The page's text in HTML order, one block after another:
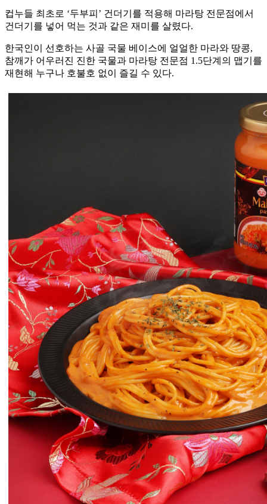
컵누들 최초로 ‘두부피’ 건더기를 적용해 마라탕 전문점에서
건더기를 넣어 먹는 것과 같은 재미를 살렸다.
한국인이 선호하는 사골 국물 베이스에 얼얼한 마라와 땅콩,
참깨가 어우러진 진한 국물과 마라탕 전문점 1.5단계의 맵기를
재현해 누구나 호불호 없이 즐길 수 있다.